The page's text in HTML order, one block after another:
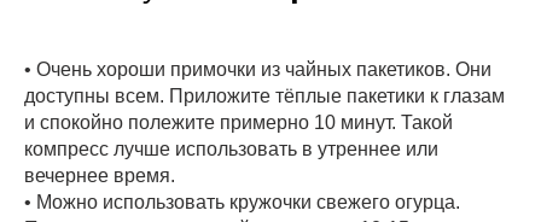
• Очень хороши примочки из чайных пакетиков. Они
доступны всем. Приложите тёплые пакетики к глазам
и спокойно полежите примерно 10 минут. Такой
компресс лучше использовать в утреннее или
вечернее время.
• Можно использовать кружочки свежего огурца.